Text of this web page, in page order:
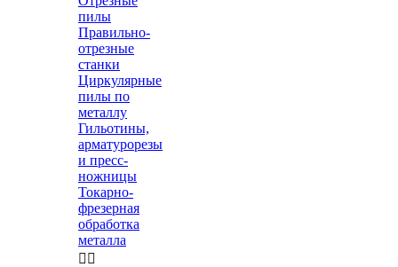
пилы
Правильно-
отрезные
станки
Циркулярные
пилы по
металлу
Гильотины,
арматурорезы
и пресс-
ножницы
Токарно-
фрезерная
обработка
металла
 